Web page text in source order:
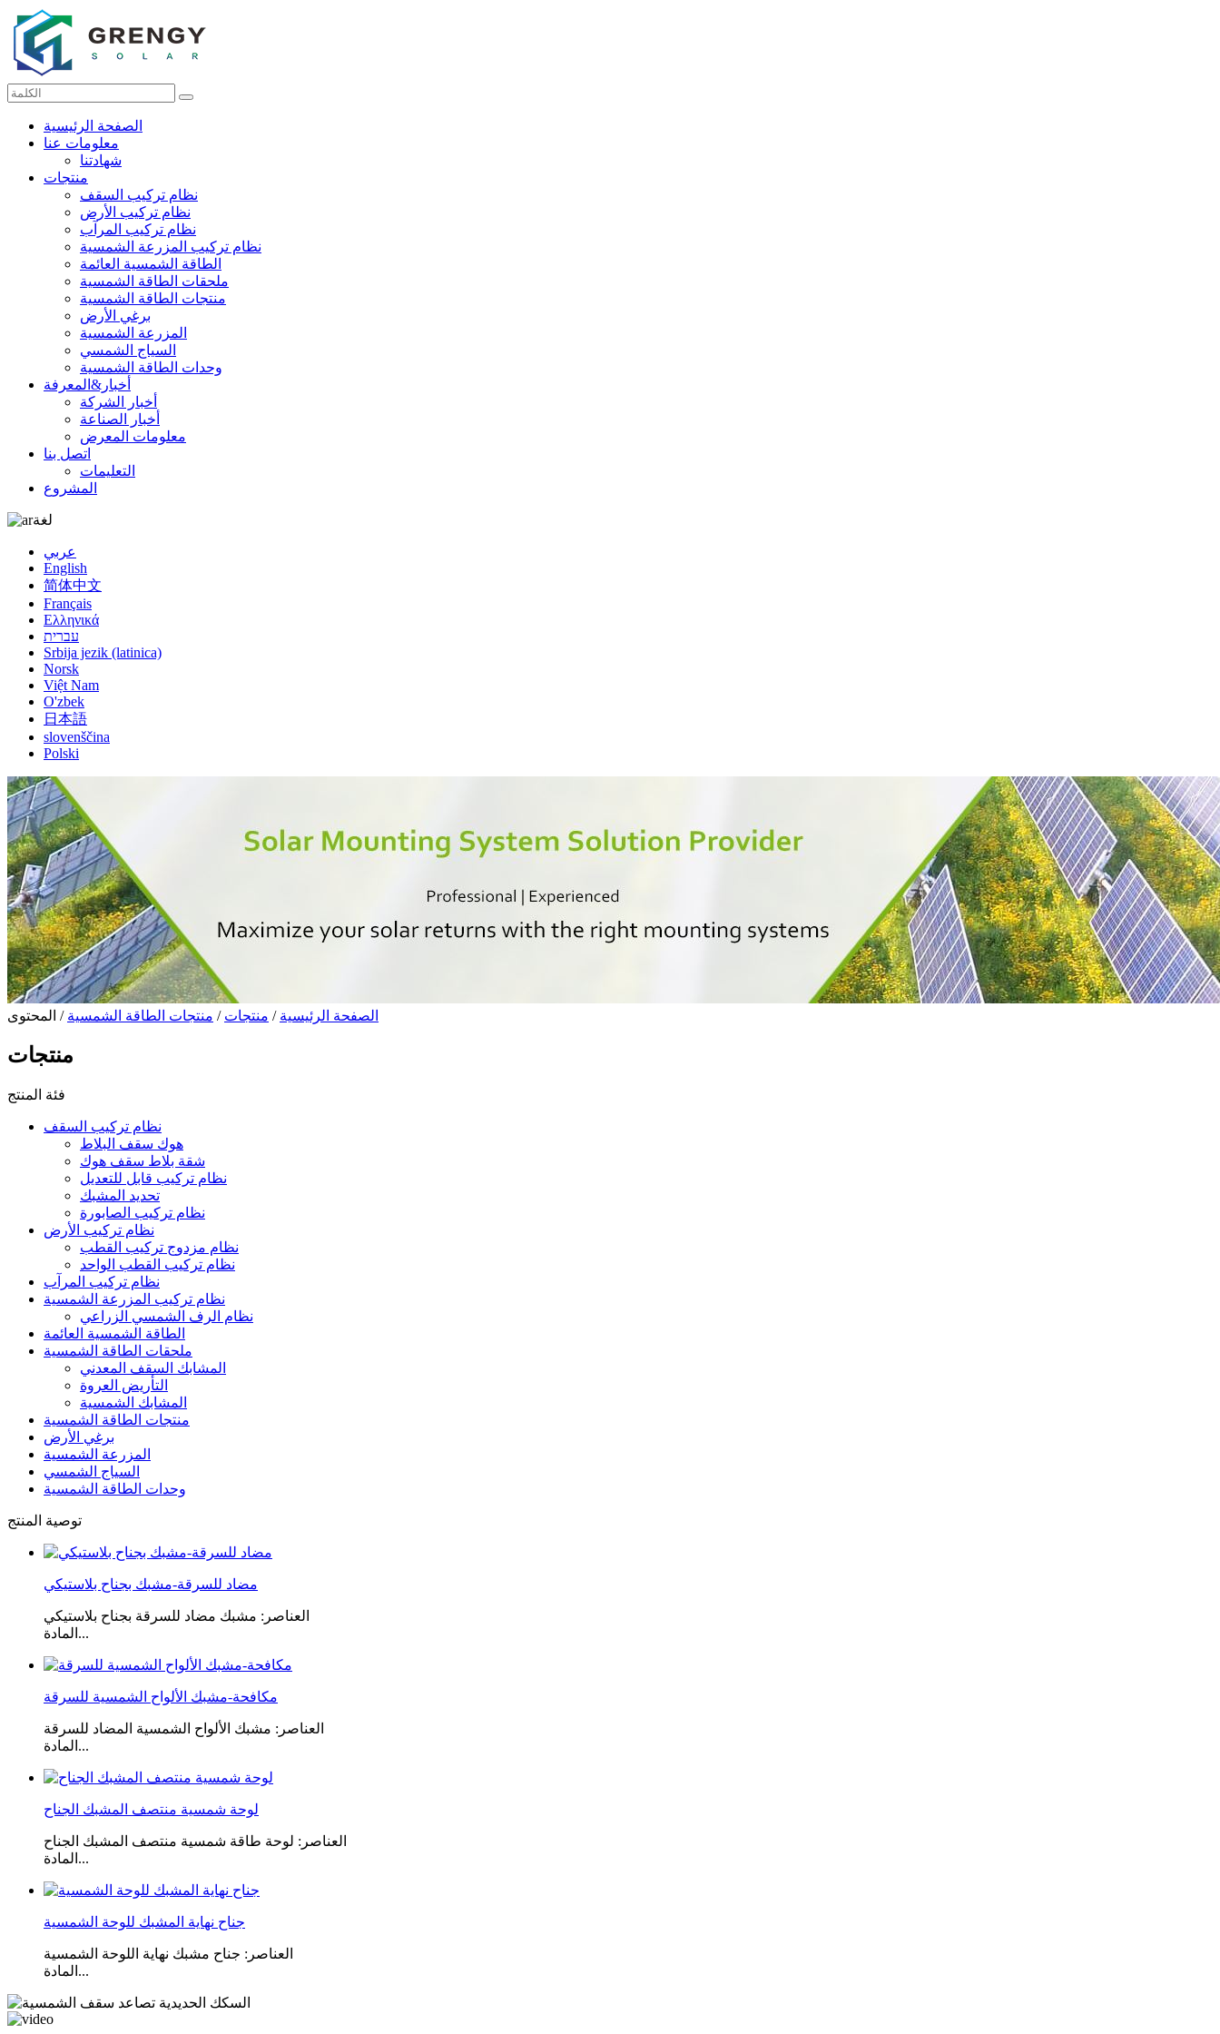
الصفحة الرئيسية
معلومات عنا
شهادتنا
منتجات
نظام تركيب السقف
نظام تركيب الأرض
نظام تركيب المرآب
نظام تركيب المزرعة الشمسية
الطاقة الشمسية العائمة
ملحقات الطاقة الشمسية
منتجات الطاقة الشمسية
برغي الأرض
المزرعة الشمسية
السياج الشمسي
وحدات الطاقة الشمسية
أخبار&المعرفة
أخبار الشركة
أخبار الصناعة
معلومات المعرض
اتصل بنا
التعليمات
المشروع
لغة
عربي
English
简体中文
Français
Ελληνικά
עברית
Srbija jezik (latinica)
Norsk
Việt Nam
O'zbek
日本語
slovenščina
Polski
الصفحة الرئيسية / منتجات / منتجات الطاقة الشمسية / المحتوى
منتجات
فئة المنتج
نظام تركيب السقف
هوك سقف البلاط
شقة بلاط سقف هوك
نظام تركيب قابل للتعديل
تحديد المشبك
نظام تركيب الصابورة
نظام تركيب الأرض
نظام مزدوج تركيب القطب
نظام تركيب القطب الواحد
نظام تركيب المرآب
نظام تركيب المزرعة الشمسية
نظام الرف الشمسي الزراعي
الطاقة الشمسية العائمة
ملحقات الطاقة الشمسية
المشابك السقف المعدني
التأريض العروة
المشابك الشمسية
منتجات الطاقة الشمسية
برغي الأرض
المزرعة الشمسية
السياج الشمسي
وحدات الطاقة الشمسية
توصية المنتج
مضاد للسرقة-مشبك بجناح بلاستيكي
العناصر: مشبك مضاد للسرقة بجناح بلاستيكي
المادة...
مكافحة-مشبك الألواح الشمسية للسرقة
العناصر: مشبك الألواح الشمسية المضاد للسرقة
المادة...
لوحة شمسية منتصف المشبك الجناح
العناصر: لوحة طاقة شمسية منتصف المشبك الجناح
المادة...
جناح نهاية المشبك للوحة الشمسية
العناصر: جناح مشبك نهاية اللوحة الشمسية
المادة...